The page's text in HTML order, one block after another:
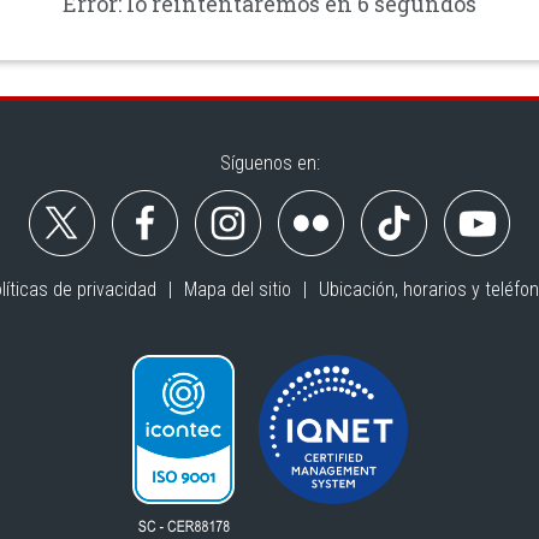
Síguenos en:
de privacidad Mapa del sitio Ubicación, horarios y